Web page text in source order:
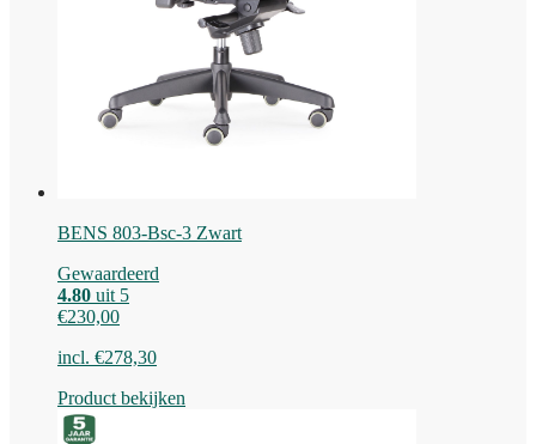
BENS 803-Bsc-3 Zwart
Gewaardeerd
4.80 uit 5
€230,00
incl. €278,30
Product bekijken